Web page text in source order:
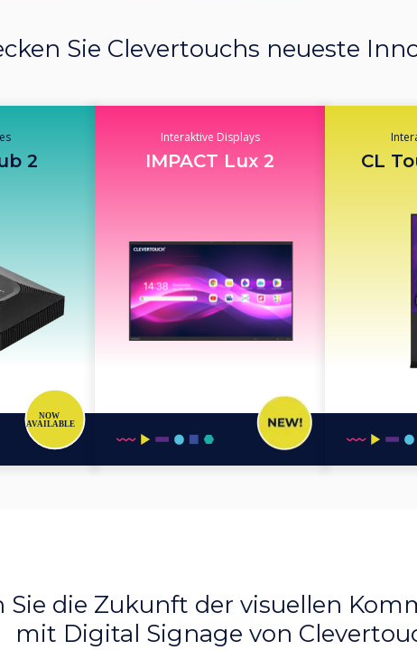
Sie Clevertouchs neueste
2
Interaktive Displays
IMPACT Lux 2 CL
Sie die Zukunft der visuellen
mit Digital Signage von